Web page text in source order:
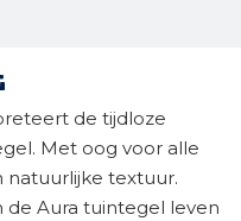
de tijdloze
Met oog voor alle
natuurlijke textuur.
de Aura tuintegel leven